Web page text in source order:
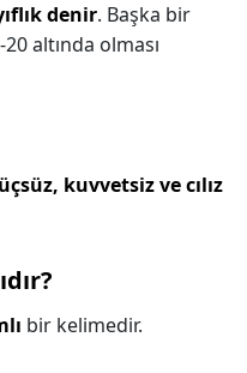
denir. Başka bir
altında olması
kuvvetsiz ve cılız
bir kelimedir.